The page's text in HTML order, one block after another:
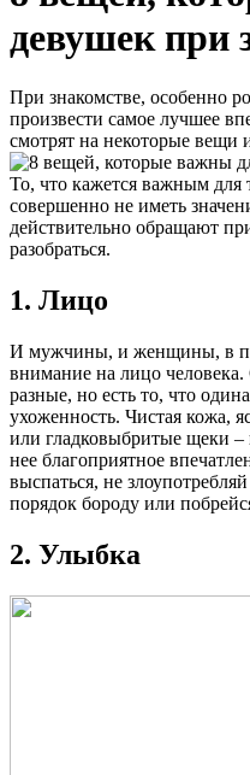
девушек при
При знакомстве, особенно
произвести самое лучшее
смотрят на некоторые вещи
То, что кажется важным для
совершенно не иметь
действительно обращают
разобраться.
1. Лицо
И мужчины, и женщины, в
внимание на лицо
разные, но есть то, что
ухоженность. Чистая кожа,
или гладковыбритые щеки –
нее благоприятное
выспаться, не
порядок бороду или
2. Улыбка